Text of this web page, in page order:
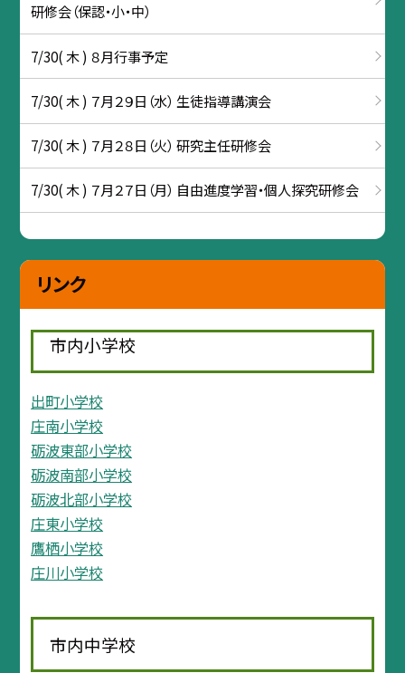
研修会（保認・小・中）
7/30( 木 ) ８月行事予定
7/30( 木 ) ７月２９日（水） 生徒指導講演会
7/30( 木 ) ７月２８日（火） 研究主任研修会
7/30( 木 ) ７月２７日（月） 自由進度学習・個人探究研修会
リンク
市内小学校
出町小学校
庄南小学校
砺波東部小学校
砺波南部小学校
砺波北部小学校
庄東小学校
鷹栖小学校
庄川小学校
市内中学校